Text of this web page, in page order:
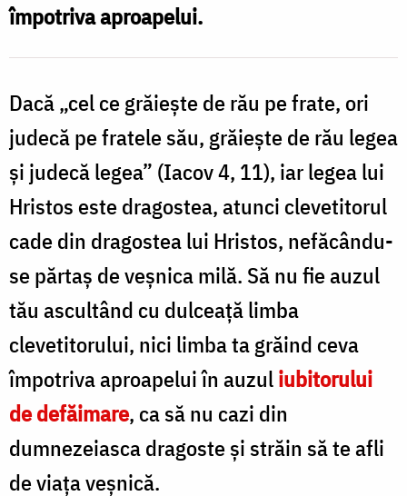
/
Nechifor
împotriva aproapelui.
Dacă „cel ce grăieşte de rău pe frate, ori
judecă pe fratele său, grăieşte de rău legea
şi judecă legea” (Iacov 4, 11), iar legea lui
Hristos este dragostea, atunci clevetitorul
cade din dragostea lui Hristos, nefăcându-
se părtaş de veşnica milă. Să nu fie auzul
tău ascultând cu dulceaţă limba
clevetitorului, nici limba ta grăind ceva
împotriva aproapelui în auzuliubitorului
de defăimare, ca să nu cazi din
dumnezeiasca dragoste şi străin să te afli
de viaţa veşnică.